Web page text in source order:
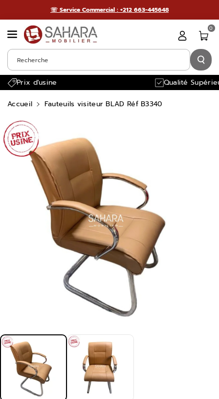
Contenu
☏ Service Commercial : +212 663-445648
Recherche
0
Prix d'usine Qualité
Accueil Fauteuils visiteur BLAD Réf B3340
Informations
Produits